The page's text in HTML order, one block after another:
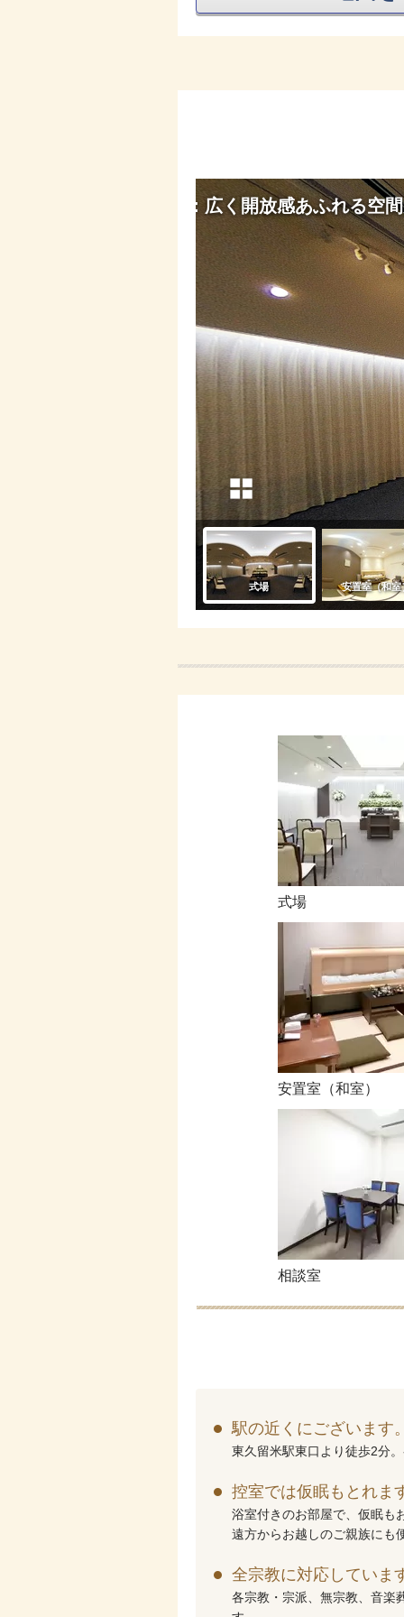
式場
安置室（和室）
相談室
駅の近くにございます
東久留米駅東口より徒歩2分
控室では仮眠もとれま
浴室付きのお部屋で、仮眠も
遠方からお越しのご親族にも
全宗教に対応していま
各宗教・宗派、無宗教、音楽